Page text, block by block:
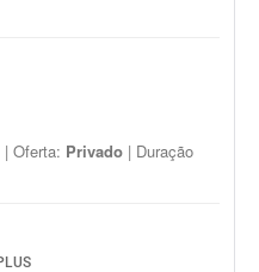
| Oferta: Privado | Duração